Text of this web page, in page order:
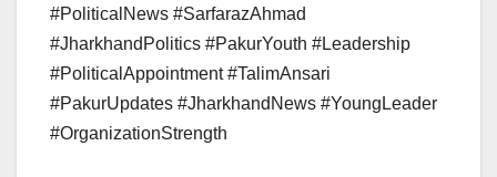
#PoliticalNews #SarfarazAhmad
#JharkhandPolitics #PakurYouth #Leadership
#PoliticalAppointment #TalimAnsari
#PakurUpdates #JharkhandNews #YoungLeader
#OrganizationStrength